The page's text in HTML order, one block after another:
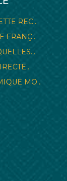
REC...
FRANÇ...
MO...